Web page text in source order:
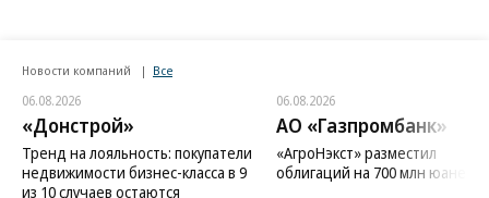
Новости компаний Все
06.08.2026
«Донстрой»
Тренд на лояльность: покупатели
недвижимости бизнес-класса в 9
из 10 случаев остаются
06.08.2026
АО «Газпромбанк»
«АгроНэкст» разместил
облигаций на 700 млн юаней